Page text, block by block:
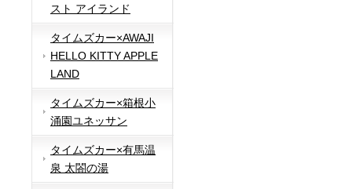
スト アイランド
タイムズカー×AWAJI
HELLO KITTY APPLE
LAND
タイムズカー×箱根小
涌園ユネッサン
タイムズカー×有馬温
泉 太閤の湯